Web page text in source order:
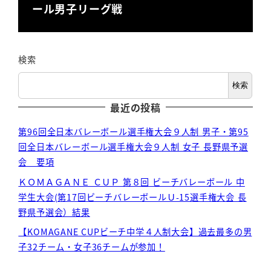
ール男子リーグ戦
検索
検索
最近の投稿
第96回全日本バレーボール選手権大会９人制 男子・第95
回全日本バレーボール選手権大会９人制 女子 長野県予選
会 要項
ＫＯＭＡＧＡＮＥ ＣＵＰ 第８回 ビーチバレーボール 中
学生大会(第17回ビーチバレーボールＵ-15選手権大会 長
野県予選会）結果
【KOMAGANE CUPビーチ中学４人制大会】過去最多の男
子32チーム・女子36チームが参加！